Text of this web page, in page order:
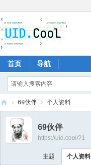
首页 导航
有
地
› 69伙伴 › 个人资料
69伙伴
https://uid.cool/?1
主题 个人资料